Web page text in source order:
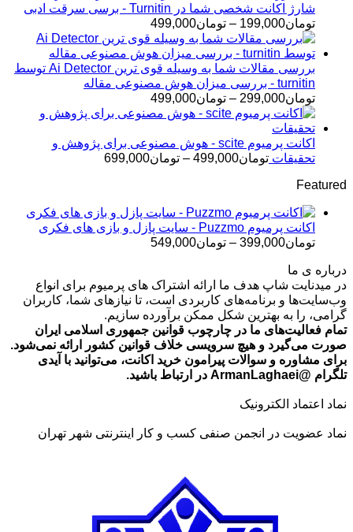
تومان145,000
تا
تومان399,000
شارژ اکانت شخصی شما در Turnitin - برسی سرقت ادبی
تومان199,000
– تومان499,000محدوده
قیمت:
تومان199,000
تا
تومان499,000
بررسی مقالات شما به وسیله قوی ترین Ai Detector توسط
turnitin - بررسی میزان هوش مصنوعی مقاله
تومان299,000
– تومان499,000محدوده
قیمت:
تا
تومان499,000
اکانت پرمیوم scite - هوش مصنوعی برای پژوهش و
تحقیقات تومان499,000
– تومان699,000محدوده
تومان699,000
Featured
اکانت پرمیوم Puzzmo - سایت پازل و بازی های فکری
تومان399,000
– تومان549,000
تا
تومان549,000
درباره ی ما
در میدنایت شاپ هدف ما ارائه اشتراک های پرمیوم برای انواع
وب‌سایت‌ها و برنامه‌های کاربردی است، تا نیازهای شما، کاربران
گرامی، را به بهترین شکل ممکن برآورده سازیم.
تمام فعالیت‌های ما در چارچوب قوانین جمهوری اسلامی ایران
صورت می‌گیرد و هیچ سرویسی خلاف قوانین کشور ارائه نمی‌شود.
برای مشاوره و سوالات پیرامون خرید اکانت، می‌توانید با آیدی
تلگرام @ArmanLaghaei در ارتباط باشید.
نماد اعتماد الکترونیک
نماد عضویت در انجمن صنفی کسب و کار اینترنتی شهر تهران